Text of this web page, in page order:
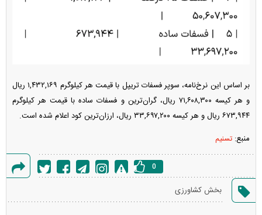
بر اساس این نرخ‌نامه، سوپر فسفات تریپل با قیمت هر کیلوگرم ۱,۴۳۲,۱۶۹ ریال
و هر کیسه ۷۱,۶۰۸,۳۰۰ ریال، گران‌ترین و فسفات ساده با قیمت هر کیلوگرم
۶۷۳,۹۴۴ ریال و هر کیسه ۳۳,۶۹۷,۲۰۰ ریال، ارزان‌ترین کود اعلام شده است.
منبع: تسنیم
خطا
0
بخش کشاورزی